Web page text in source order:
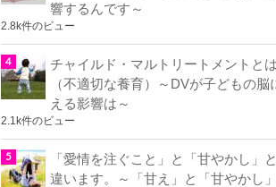
響するんです～
2.8k件のビュー
チャイルド・マルトリートメントとは
（不適切な養育）～DVが子どもの脳
える影響は～
2.1k件のビュー
「愛情を注ぐこと」と「甘やかし」
違います。～「甘え」と「甘やかし